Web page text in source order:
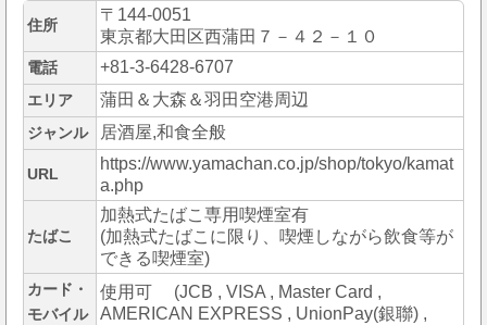
住所
〒144-0051
東京都大田区西蒲田７－４２－１０
電話 +81-3-6428-6707
エリア 蒲田＆大森＆羽田空港周辺
ジャンル 居酒屋,和食全般
URL
https://www.yamachan.co.jp/shop/tokyo/kamat
a.php
たばこ
加熱式たばこ専用喫煙室有
(加熱式たばこに限り、喫煙しながら飲食等が
できる喫煙室)
カード・
モバイル
使用可 (JCB , VISA , Master Card ,
AMERICAN EXPRESS , UnionPay(銀聯) ,